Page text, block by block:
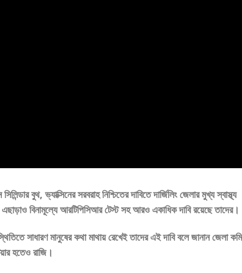
বুথ, ভ্যাক্সিনের সরবরাহ নিশ্চিতের দাবিতে দার্জিলিং জেলার মুখ্য স্বাস্থ্য
বিনামূল্যে আরটিপিসিআর টেস্ট সহ আরও একাধিক দাবি রয়েছে তাদের।
সাধারণ মানুষের কথা মাথায় রেখেই তাদের এই দাবি বলে জানান জেলা
হতেও রাজি।